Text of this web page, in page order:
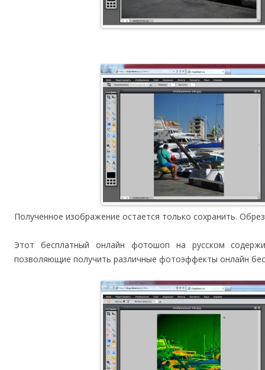
Полученное изображение остается только сохранить.
Этот бесплатный онлайн фотошоп на русском
позволяющие получить различные фотоэффекты онлайн